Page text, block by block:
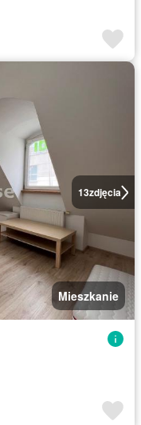
13zdjęcia
Mieszkanie